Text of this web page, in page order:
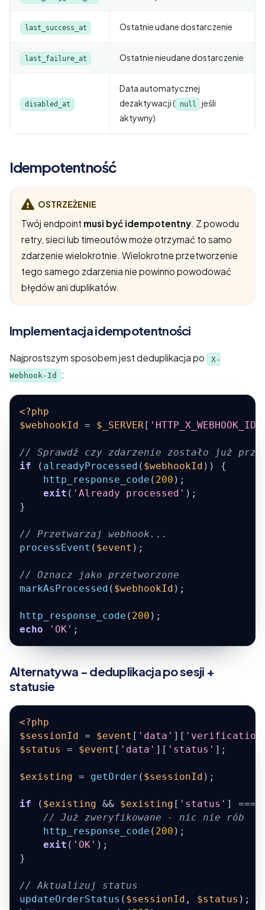
last_success_at Ostatnie udane dostarczenie
last_failure_at Ostatnie nieudane dostarczenie
disabled_at
Data automatycznej
dezaktywacji (
null
jeśli
aktywny)
Idempotentność
OSTRZEŻENIE
Twój endpoint musi być idempotentny. Z powodu
retry, sieci lub timeoutów może otrzymać to samo
zdarzenie wielokrotnie. Wielokrotne przetworzenie
tego samego zdarzenia nie powinno powodować
błędów ani duplikatów.
Implementacja idempotentności
Najprostszym sposobem jest deduplikacja po
X-
Webhook-Id
:
<?php
$webhookId
= $_SERVER [ 'HTTP_X_WEBHOOK_ID'
// Sprawdź czy zdarzenie zostało już
if
( alreadyProcessed ( $webhookId ) )
{
http_response_code ( 200 ) ;
exit ( 'Already processed' ) ;
}
// Przetwarzaj webhook...
processEvent ( $event ) ;
// Oznacz jako przetworzone
markAsProcessed ( $webhookId ) ;
http_response_code ( 200 ) ;
echo
'OK' ;
Alternatywa - deduplikacja po sesji +
statusie
<?php
$sessionId
= $event [ 'data' ] [
$status
= $event [ 'data' ] [ 'status' ] ;
$existing = getOrder ( $sessionId ) ;
if ( $existing && $existing [ 'status' ] ===
// Już zweryfikowane - nic nie rób
http_response_code ( 200 ) ;
exit ( 'OK' ) ;
}
// Aktualizuj status
updateOrderStatus ( $sessionId , $status ) ;